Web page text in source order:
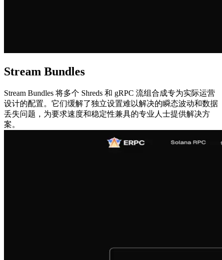
Stream Bundles
Stream Bundles 将多个 Shreds 和 gRPC 流组合成专为实际运营
设计的配置。它们缓解了独立设置难以解决的瞬态波动和数据
丢失问题，为要求速度和稳定性兼具的专业人士提供解决方
案。